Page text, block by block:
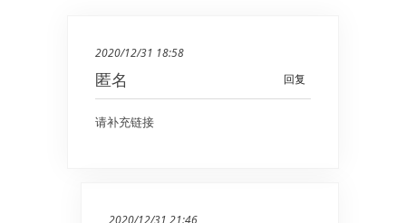
2020/12/31 18:58
回复
匿名
请补充链接
2020/12/31 21:46